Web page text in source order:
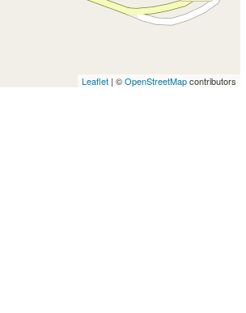
Leaflet | ©OpenStreetMapcontributors